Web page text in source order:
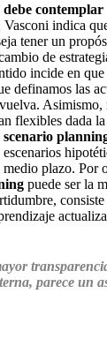
contemplar
Vasconi indica
tener un
de
incide en que
definamos las
Asimismo,
flexibles dada
scenario
plazo. Por
puede ser la
parece un